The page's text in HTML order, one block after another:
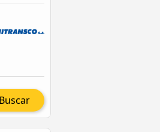
Buscar